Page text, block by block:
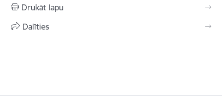
Drukāt lapu
Dalīties